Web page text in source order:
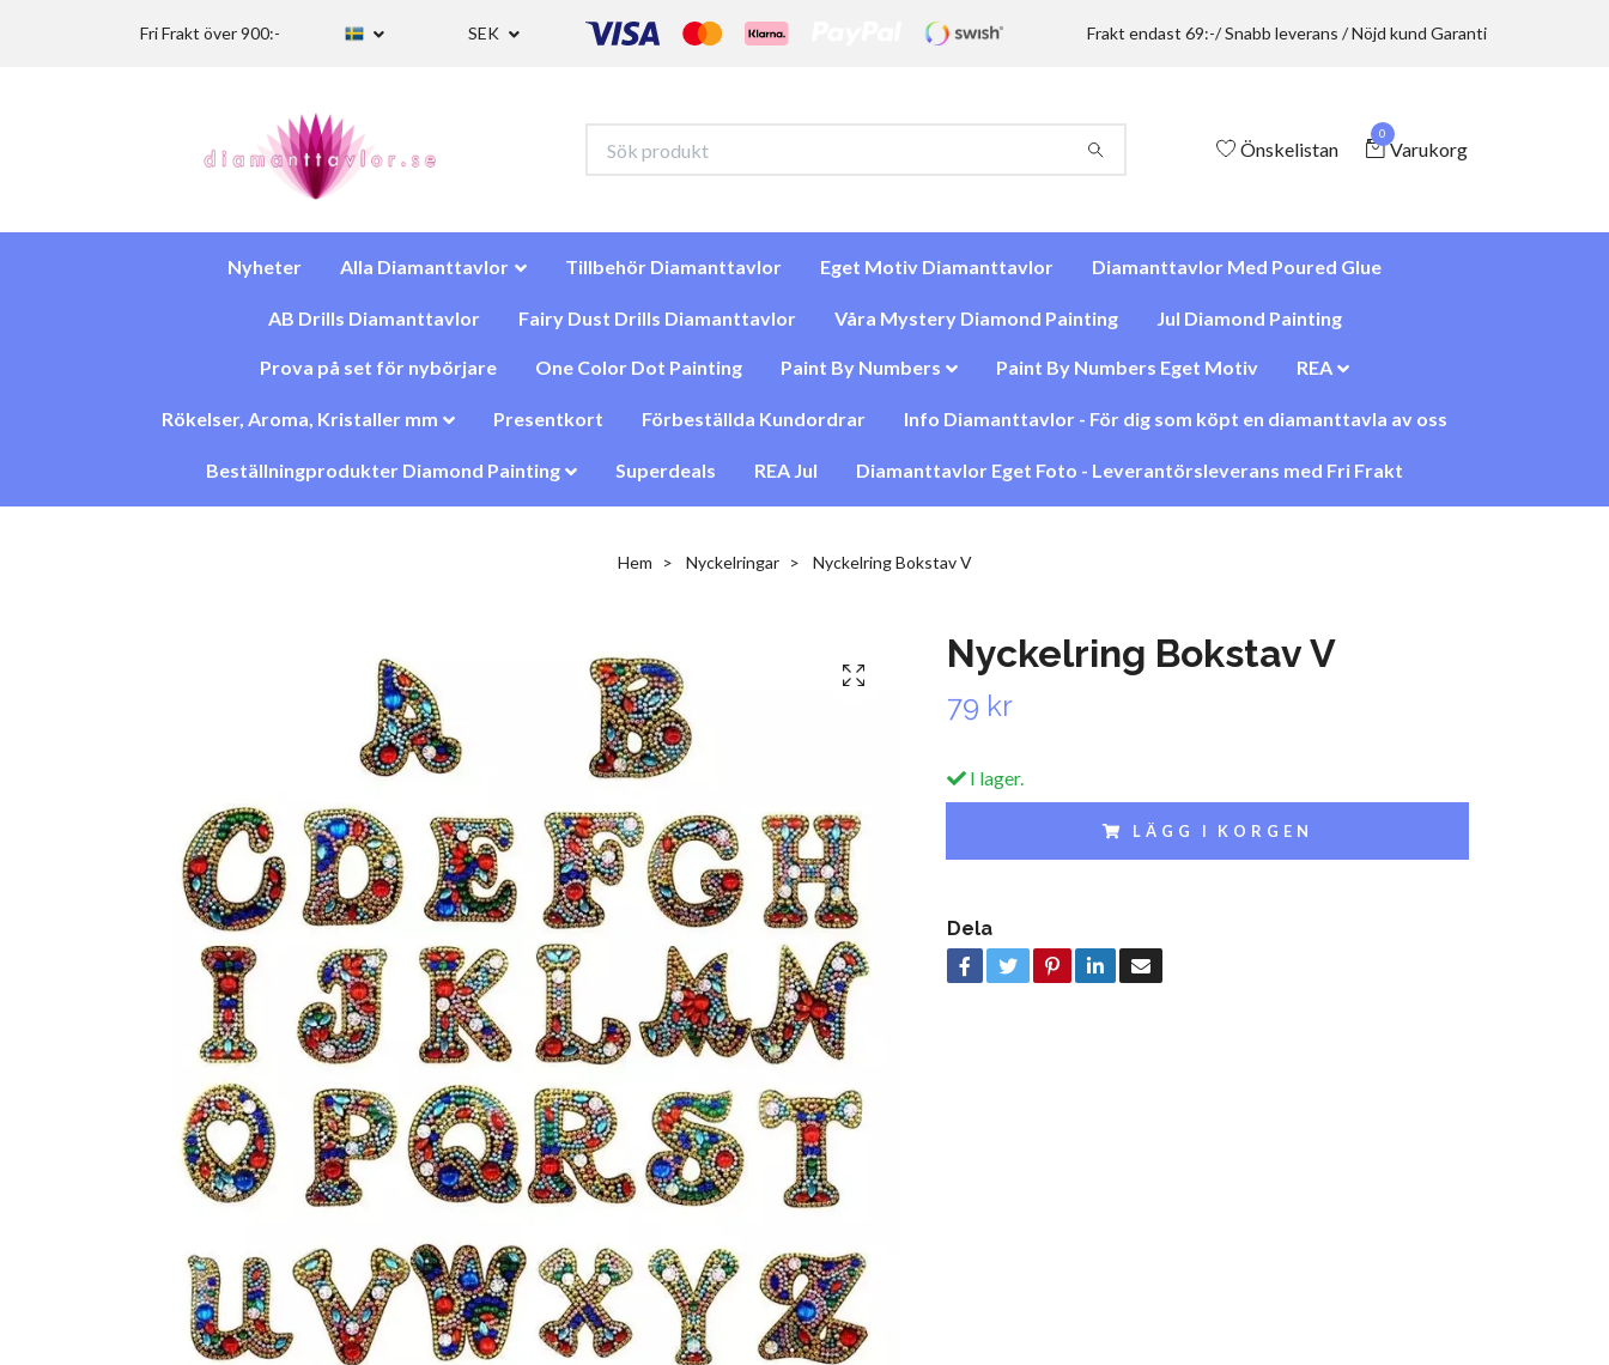
Fri Frakt över 900:- SEK Frakt endast 69:-/ Snabb leverans / Nöjd kund Garanti
Önskelistan
0
Varukorg
Nyheter Alla Diamanttavlor Tillbehör Diamanttavlor Eget Motiv Diamanttavlor Diamanttavlor Med Poured Glue
AB Drills Diamanttavlor Fairy Dust Drills Diamanttavlor Våra Mystery Diamond Painting Jul Diamond Painting
Prova på set för nybörjare One Color Dot Painting Paint By Numbers Paint By Numbers Eget Motiv REA
Rökelser, Aroma, Kristaller mm Presentkort Förbeställda Kundordrar Info Diamanttavlor - För dig som köpt en diamanttavla av oss
Beställningprodukter Diamond Painting Superdeals REA Jul Diamanttavlor Eget Foto - Leverantörsleverans med Fri Frakt
Hem Nyckelringar Nyckelring Bokstav V
Nyckelring Bokstav V
79 kr
I lager.
LÄGG I KORGEN
Dela